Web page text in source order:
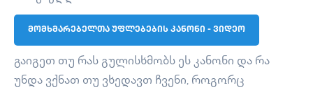
მომხმარებელთა უფლებების კანონი - ვიდეო
გაიგეთ თუ რას გულისხმობს ეს კანონი და რა
უნდა ვქნათ თუ ვხედავთ ჩვენი, როგორც